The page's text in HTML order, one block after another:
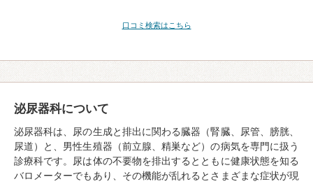
口コミ検索はこちら
泌尿器科について
泌尿器科は、尿の生成と排出に関わる臓器（腎臓、尿管、膀胱、
尿道）と、男性生殖器（前立腺、精巣など）の病気を専門に扱う
診療科です。尿は体の不要物を排出するとともに健康状態を知る
バロメーターでもあり、その機能が乱れるとさまざまな症状が現